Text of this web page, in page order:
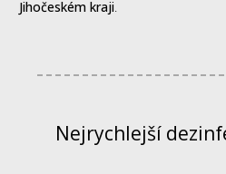
Jihočeském kraji.
Nejrychlejší